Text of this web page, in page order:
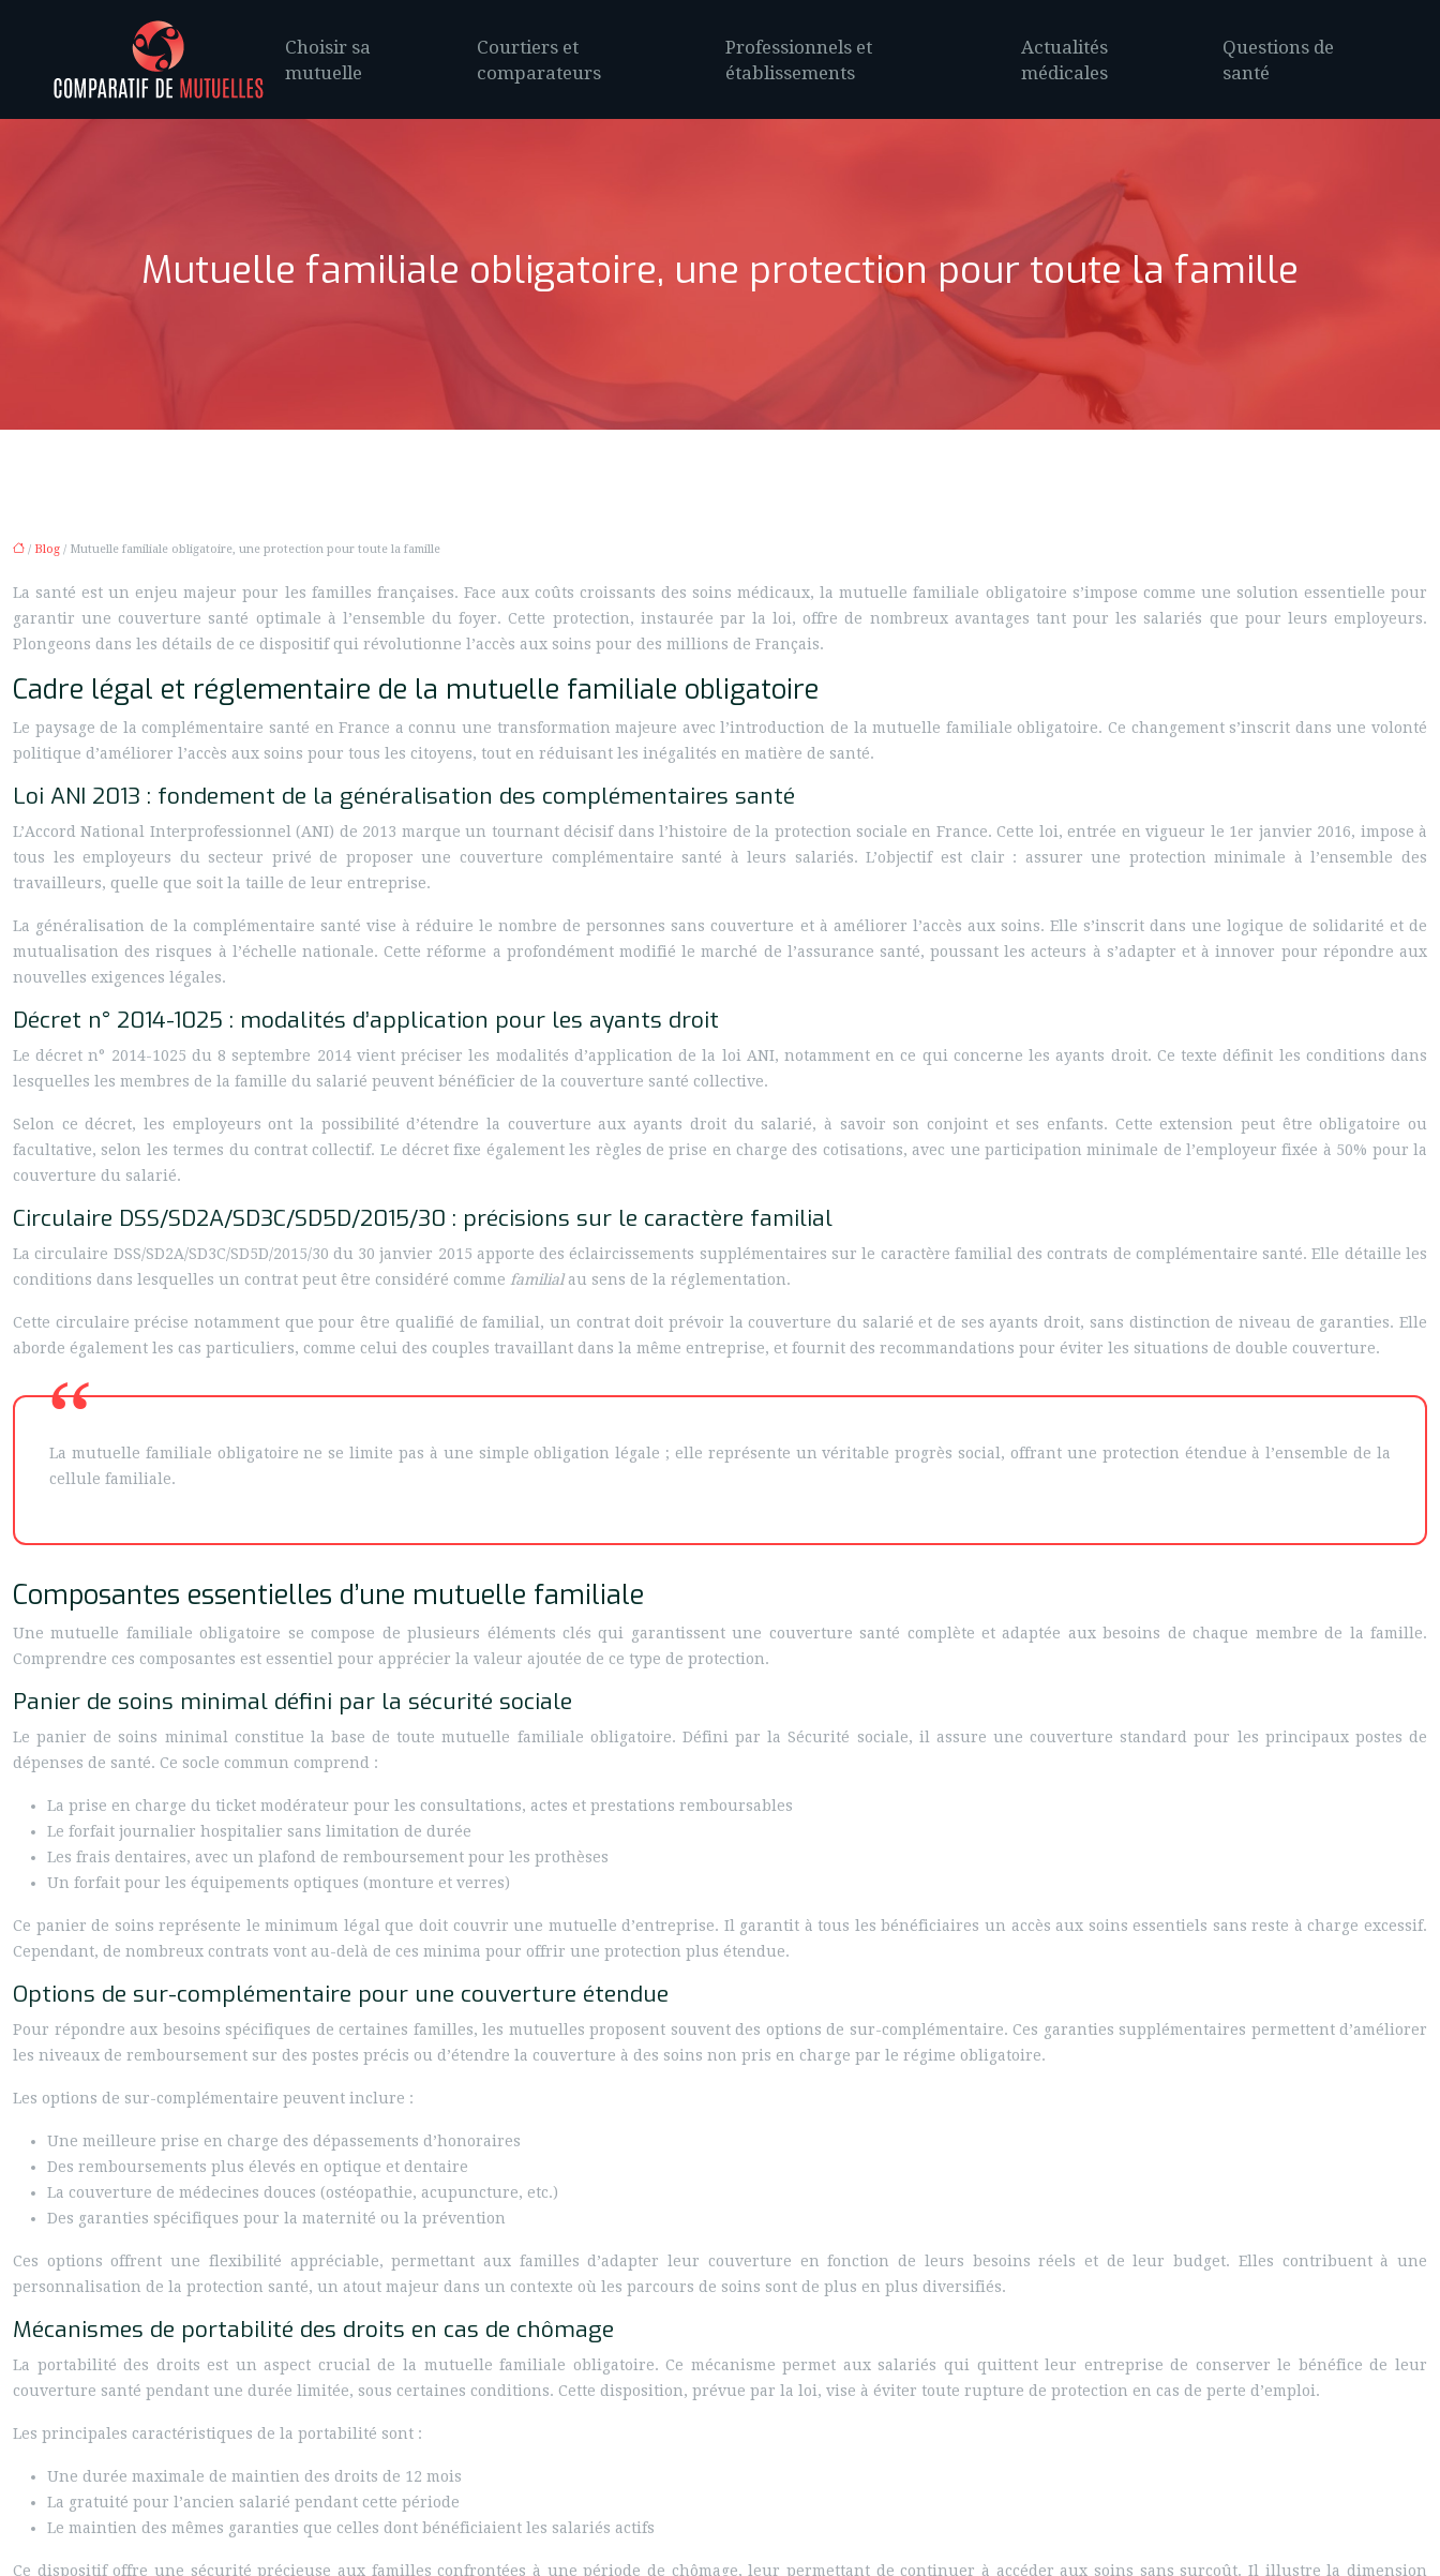
Choisir sa
mutuelle
Courtiers et
comparateurs
Professionnels et
établissements
Actualités
médicales
Questions de
santé
Mutuelle familiale obligatoire, une protection pour toute la famille
/ Blog / Mutuelle familiale obligatoire, une protection pour toute la famille
La santé est un enjeu majeur pour les familles françaises. Face aux coûts croissants des soins médicaux, la mutuelle familiale obligatoire s’impose comme une solution essentielle pour
garantir une couverture santé optimale à l’ensemble du foyer. Cette protection, instaurée par la loi, offre de nombreux avantages tant pour les salariés que pour leurs employeurs.
Plongeons dans les détails de ce dispositif qui révolutionne l’accès aux soins pour des millions de Français.
Cadre légal et réglementaire de la mutuelle familiale obligatoire
Le paysage de la complémentaire santé en France a connu une transformation majeure avec l’introduction de la mutuelle familiale obligatoire. Ce changement s’inscrit dans une volonté
politique d’améliorer l’accès aux soins pour tous les citoyens, tout en réduisant les inégalités en matière de santé.
Loi ANI 2013 : fondement de la généralisation des complémentaires santé
L’Accord National Interprofessionnel (ANI) de 2013 marque un tournant décisif dans l’histoire de la protection sociale en France. Cette loi, entrée en vigueur le 1er janvier 2016, impose à
tous les employeurs du secteur privé de proposer une couverture complémentaire santé à leurs salariés. L’objectif est clair : assurer une protection minimale à l’ensemble des
travailleurs, quelle que soit la taille de leur entreprise.
La généralisation de la complémentaire santé vise à réduire le nombre de personnes sans couverture et à améliorer l’accès aux soins. Elle s’inscrit dans une logique de solidarité et de
mutualisation des risques à l’échelle nationale. Cette réforme a profondément modifié le marché de l’assurance santé, poussant les acteurs à s’adapter et à innover pour répondre aux
nouvelles exigences légales.
Décret n° 2014-1025 : modalités d’application pour les ayants droit
Le décret n° 2014-1025 du 8 septembre 2014 vient préciser les modalités d’application de la loi ANI, notamment en ce qui concerne les ayants droit. Ce texte définit les conditions dans
lesquelles les membres de la famille du salarié peuvent bénéficier de la couverture santé collective.
Selon ce décret, les employeurs ont la possibilité d’étendre la couverture aux ayants droit du salarié, à savoir son conjoint et ses enfants. Cette extension peut être obligatoire ou
facultative, selon les termes du contrat collectif. Le décret fixe également les règles de prise en charge des cotisations, avec une participation minimale de l’employeur fixée à 50% pour la
couverture du salarié.
Circulaire DSS/SD2A/SD3C/SD5D/2015/30 : précisions sur le caractère familial
La circulaire DSS/SD2A/SD3C/SD5D/2015/30 du 30 janvier 2015 apporte des éclaircissements supplémentaires sur le caractère familial des contrats de complémentaire santé. Elle détaille les
conditions dans lesquelles un contrat peut être considéré comme familialau sens de la réglementation.
Cette circulaire précise notamment que pour être qualifié de familial, un contrat doit prévoir la couverture du salarié et de ses ayants droit, sans distinction de niveau de garanties. Elle
aborde également les cas particuliers, comme celui des couples travaillant dans la même entreprise, et fournit des recommandations pour éviter les situations de double couverture.
La mutuelle familiale obligatoire ne se limite pas à une simple obligation légale ; elle représente un véritable progrès social, offrant une protection étendue à l’ensemble de la
cellule familiale.
Composantes essentielles d’une mutuelle familiale
Une mutuelle familiale obligatoire se compose de plusieurs éléments clés qui garantissent une couverture santé complète et adaptée aux besoins de chaque membre de la famille.
Comprendre ces composantes est essentiel pour apprécier la valeur ajoutée de ce type de protection.
Panier de soins minimal défini par la sécurité sociale
Le panier de soins minimal constitue la base de toute mutuelle familiale obligatoire. Défini par la Sécurité sociale, il assure une couverture standard pour les principaux postes de
dépenses de santé. Ce socle commun comprend :
La prise en charge du ticket modérateur pour les consultations, actes et prestations remboursables
Le forfait journalier hospitalier sans limitation de durée
Les frais dentaires, avec un plafond de remboursement pour les prothèses
Un forfait pour les équipements optiques (monture et verres)
Ce panier de soins représente le minimum légal que doit couvrir une mutuelle d’entreprise. Il garantit à tous les bénéficiaires un accès aux soins essentiels sans reste à charge excessif.
Cependant, de nombreux contrats vont au-delà de ces minima pour offrir une protection plus étendue.
Options de sur-complémentaire pour une couverture étendue
Pour répondre aux besoins spécifiques de certaines familles, les mutuelles proposent souvent des options de sur-complémentaire. Ces garanties supplémentaires permettent d’améliorer
les niveaux de remboursement sur des postes précis ou d’étendre la couverture à des soins non pris en charge par le régime obligatoire.
Les options de sur-complémentaire peuvent inclure :
Une meilleure prise en charge des dépassements d’honoraires
Des remboursements plus élevés en optique et dentaire
La couverture de médecines douces (ostéopathie, acupuncture, etc.)
Des garanties spécifiques pour la maternité ou la prévention
Ces options offrent une flexibilité appréciable, permettant aux familles d’adapter leur couverture en fonction de leurs besoins réels et de leur budget. Elles contribuent à une
personnalisation de la protection santé, un atout majeur dans un contexte où les parcours de soins sont de plus en plus diversifiés.
Mécanismes de portabilité des droits en cas de chômage
La portabilité des droits est un aspect crucial de la mutuelle familiale obligatoire. Ce mécanisme permet aux salariés qui quittent leur entreprise de conserver le bénéfice de leur
couverture santé pendant une durée limitée, sous certaines conditions. Cette disposition, prévue par la loi, vise à éviter toute rupture de protection en cas de perte d’emploi.
Les principales caractéristiques de la portabilité sont :
Une durée maximale de maintien des droits de 12 mois
La gratuité pour l’ancien salarié pendant cette période
Le maintien des mêmes garanties que celles dont bénéficiaient les salariés actifs
Ce dispositif offre une sécurité précieuse aux familles confrontées à une période de chômage, leur permettant de continuer à accéder aux soins sans surcoût. Il illustre la dimension